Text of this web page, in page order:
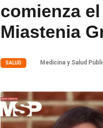
comienza
Miastenia
SALUD Medicina y Salud